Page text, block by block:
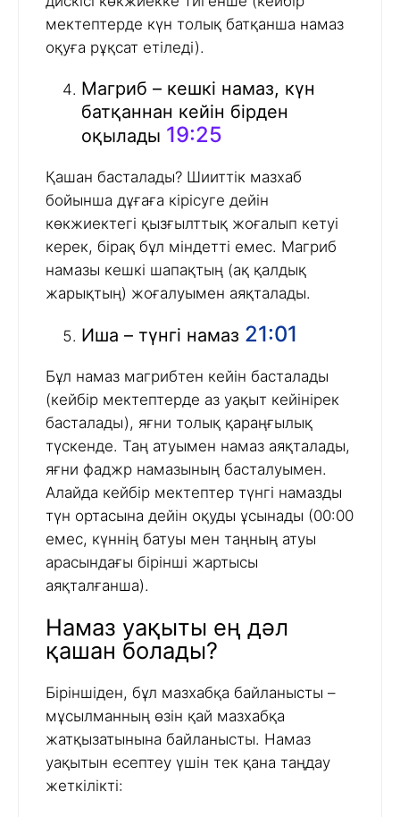
мектептерде күн толық батқанша намаз
оқуға рұқсат етіледі).
Магриб – кешкі намаз, күн
батқаннан кейін бірден
оқылады 19:25
Қашан басталады? Шииттік мазхаб
бойынша дұғаға кірісуге дейін
көкжиектегі қызғылттық жоғалып кетуі
керек, бірақ бұл міндетті емес. Магриб
намазы кешкі шапақтың (ақ қалдық
жарықтың) жоғалуымен аяқталады.
Иша – түнгі намаз 21:01
Бұл намаз магрибтен кейін басталады
(кейбір мектептерде аз уақыт кейінірек
басталады), яғни толық қараңғылық
түскенде. Таң атуымен намаз аяқталады,
яғни фаджр намазының басталуымен.
Алайда кейбір мектептер түнгі намазды
түн ортасына дейін оқуды ұсынады (00:00
емес, күннің батуы мен таңның атуы
арасындағы бірінші жартысы
аяқталғанша).
Намаз уақыты ең дәл
қашан болады?
Біріншіден, бұл мазхабқа байланысты –
мұсылманның өзін қай мазхабқа
жатқызатынына байланысты. Намаз
уақытын есептеу үшін тек қана таңдау
жеткілікті: